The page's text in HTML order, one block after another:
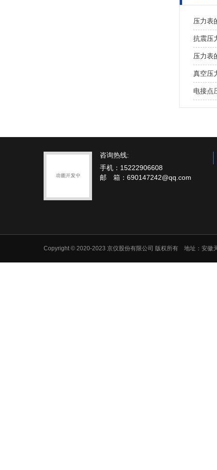
压力表
抗震压
压力表
真空压
电接点
咨询热线:
手机：15222906608
邮 箱：690147242@qq.com
Copyright © 2020-2023 京仪股份有限公司 版权所有 地址：安